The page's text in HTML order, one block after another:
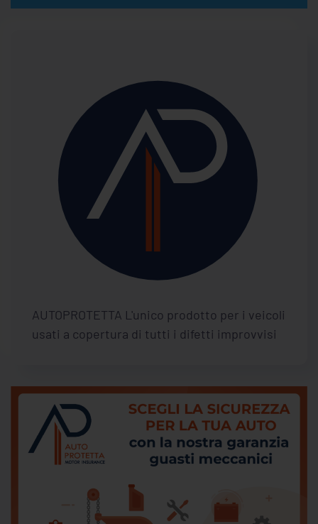
AUTOPROTETTA L'unico prodotto per i veicoli
usati a copertura di tutti i difetti improvvisi